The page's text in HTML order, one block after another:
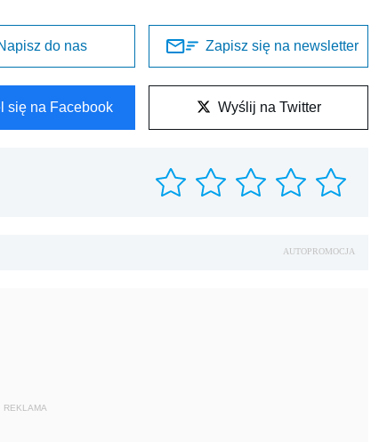
do nas Zapisz się na newsletter
się na Facebook Wyślij na Twitter
AUTOPROMOCJA
REKLAMA